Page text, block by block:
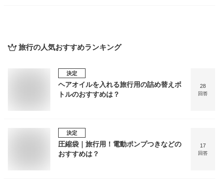
旅行の人気おすすめランキング
決定
ヘアオイルを入れる旅行用の詰め替えボ
トルのおすすめは？
28
回答
決定
圧縮袋｜旅行用！電動ポンプつきなどの
おすすめは？
17
回答